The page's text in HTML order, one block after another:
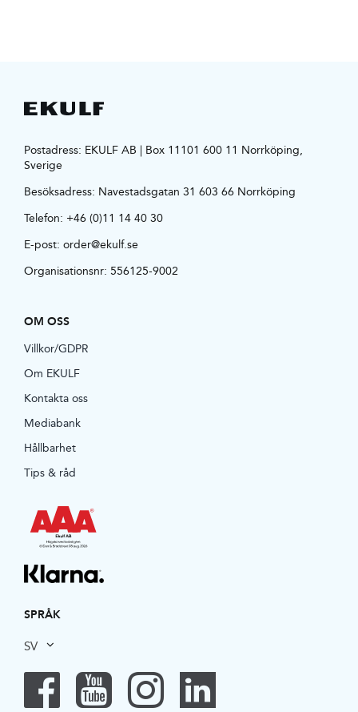
Postadress: EKULF AB | Box 11101 600 11 Norrköping,
Sverige
Besöksadress: Navestadsgatan 31 603 66 Norrköping
Telefon: +46 (0)11 14 40 30
E-post: order@ekulf.se
Organisationsnr: 556125-9002
OM OSS
Villkor/GDPR
Om EKULF
Kontakta oss
Mediabank
Hållbarhet
Tips & råd
SPRÅK
SV